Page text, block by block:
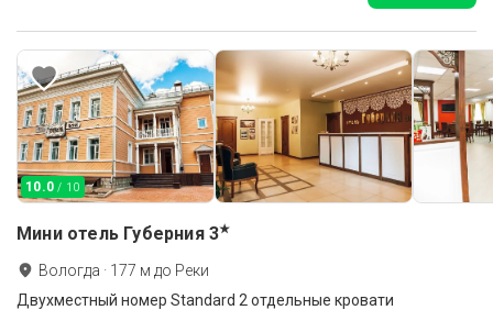
10.0 / 10
Мини отель Губерния 3★
Вологда · 177 м до Реки
Двухместный номер Standard 2 отдельные кровати